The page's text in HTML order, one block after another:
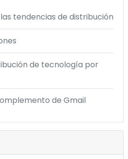
tendencias de distribución
de tecnología por
de Gmail